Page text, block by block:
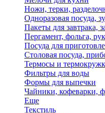
Ножи, терки,
Одноразовая посуда,
Пакеты для завтрака,
Пергамент, фольга,
Посуда для
Столовая посуда,
Термосы и
Фильтры для воды
Формы для выпечки
Чайники, кофеварки,
Еще
Текстиль